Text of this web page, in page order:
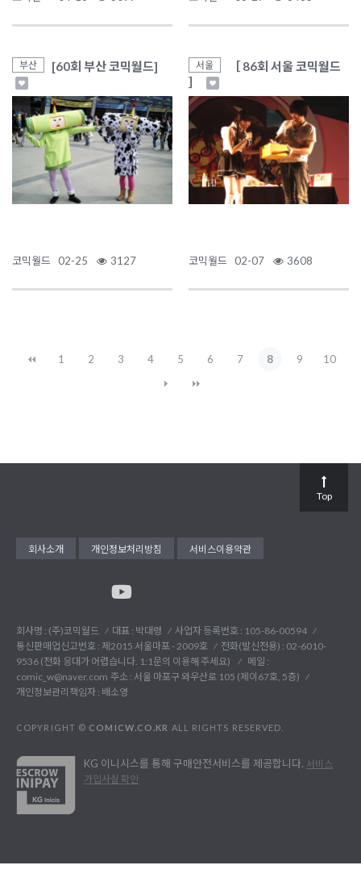
부산 [60회 부산 코믹월드]
코믹월드 02-25 3127
서울
［ 86회 서울 코믹월드
］
코믹월드 02-07 3608
1 2 3 4 5 6 7 8 9 10
회사소개 개인정보처리방침 서비스이용약관
회사명 : (주)코믹월드 대표 : 박대령
사업자 등록번호 : 105-86-00594
통신판매업신고번호 : 제2015 서울마포 - 2009호
전화(발신전용) : 02-6010-
9536 (전화 응대가 어렵습니다. 1:1문의 이용해 주세요)
메일 :
comic_w@naver.com 주소 : 서울 마포구 와우산로 105 (제이67호, 5층)
개인정보관리책임자 : 배소영
COPYRIGHT © COMICW.CO.KR ALL RIGHTS RESERVED.
KG 이니시스를 통해 구매안전서비스를 제공합니다. 서비스
가입사실 확인
Top